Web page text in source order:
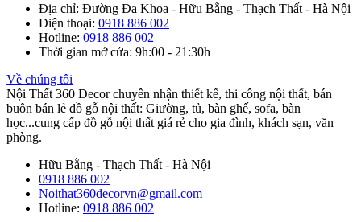
Địa chỉ: Đường Đa Khoa - Hữu Bằng - Thạch Thất - Hà Nội
Điện thoại: 0918 886 002
Hotline: 0918 886 002
Thời gian mở cửa: 9h:00 - 21:30h
Về chúng tôi
Nội Thất 360 Decor chuyên nhận thiết kế, thi công nội thất, bán
buôn bán lẻ đồ gỗ nội thất: Giường, tủ, bàn ghế, sofa, bàn
học...cung cấp đồ gỗ nội thất giá rẻ cho gia đình, khách sạn, văn
phòng.
Hữu Bằng - Thạch Thất - Hà Nội
0918 886 002
Noithat360decorvn@gmail.com
Hotline: 0918 886 002